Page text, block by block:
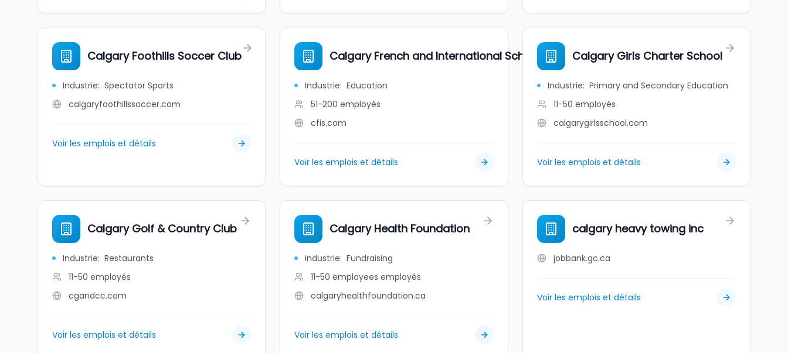
Calgary Foothills Soccer Club
Industrie: Spectator Sports
calgaryfoothillssoccer.com
Voir les emplois et détails
Calgary French and International School
Industrie: Education
51-200 employés
cfis.com
Voir les emplois et détails
Calgary Girls Charter School
Industrie: Primary and Secondary Education
11-50 employés
calgarygirlsschool.com
Voir les emplois et détails
Calgary Golf & Country Club
Industrie: Restaurants
11-50 employés
cgandcc.com
Voir les emplois et détails
Calgary Health Foundation
Industrie: Fundraising
11-50 employees employés
calgaryhealthfoundation.ca
Voir les emplois et détails
calgary heavy towing inc
jobbank.gc.ca
Voir les emplois et détails